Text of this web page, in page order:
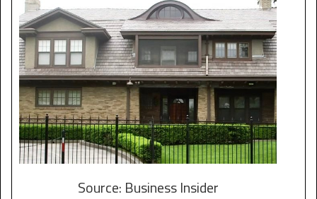
Source: Business Insider